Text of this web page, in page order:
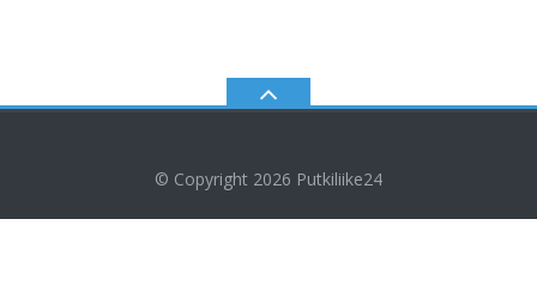
© Copyright 2026 Putkiliike24